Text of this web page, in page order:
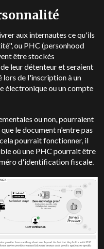
aux internautes ce qu'ils
ou PHC (personhood
être stockés
leur détenteur et seraient
de l'inscription à un
électronique ou un compte
ou non, pourraient
le document n'entre pas
pourrait fonctionner, il
où une PHC pourrait être
d'identification fiscale.